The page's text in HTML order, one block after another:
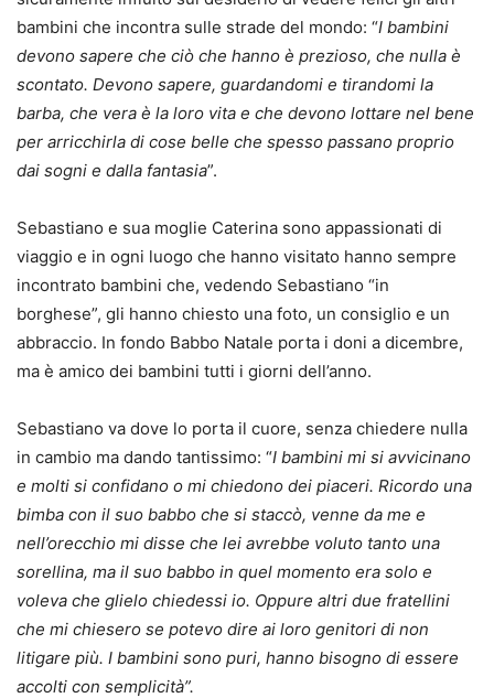
bambini che incontra sulle strade del mondo: “I bambini
devono sapere che ciò che hanno è prezioso, che nulla è
scontato. Devono sapere, guardandomi e tirandomi la
barba, che vera è la loro vita e che devono lottare nel bene
per arricchirla di cose belle che spesso passano proprio
dai sogni e dalla fantasia”.
Sebastiano e sua moglie Caterina sono appassionati di
viaggio e in ogni luogo che hanno visitato hanno sempre
incontrato bambini che, vedendo Sebastiano “in
borghese”, gli hanno chiesto una foto, un consiglio e un
abbraccio. In fondo Babbo Natale porta i doni a dicembre,
ma è amico dei bambini tutti i giorni dell’anno.
Sebastiano va dove lo porta il cuore, senza chiedere nulla
in cambio ma dando tantissimo: “I bambini mi si avvicinano
e molti si confidano o mi chiedono dei piaceri. Ricordo una
bimba con il suo babbo che si staccò, venne da me e
nell’orecchio mi disse che lei avrebbe voluto tanto una
sorellina, ma il suo babbo in quel momento era solo e
voleva che glielo chiedessi io. Oppure altri due fratellini
che mi chiesero se potevo dire ai loro genitori di non
litigare più. I bambini sono puri, hanno bisogno di essere
accolti con semplicità”.